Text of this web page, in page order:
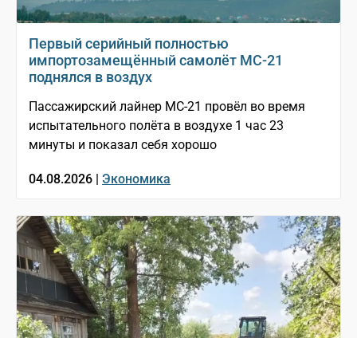
Первый серийный полностью
импортозамещённый самолёт МС-21
поднялся в воздух
Пассажирский лайнер МС-21 провёл во время
испытательного полёта в воздухе 1 час 23
минуты и показал себя хорошо
04.08.2026 | Экономика